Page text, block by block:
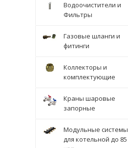
Водоочистители и
Фильтры
Газовые шланги и
фитинги
Коллекторы и
комплектующие
Краны шаровые
запорные
Модульные системы
для котельной до 85